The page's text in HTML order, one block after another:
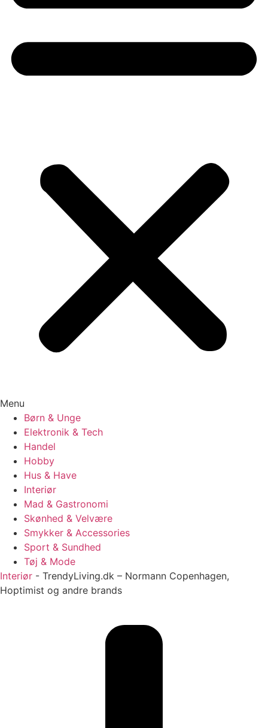
Menu
Børn & Unge
Elektronik & Tech
Handel
Hobby
Hus & Have
Interiør
Mad & Gastronomi
Skønhed & Velvære
Smykker & Accessories
Sport & Sundhed
Tøj & Mode
Interiør - TrendyLiving.dk – Normann Copenhagen,
Hoptimist og andre brands